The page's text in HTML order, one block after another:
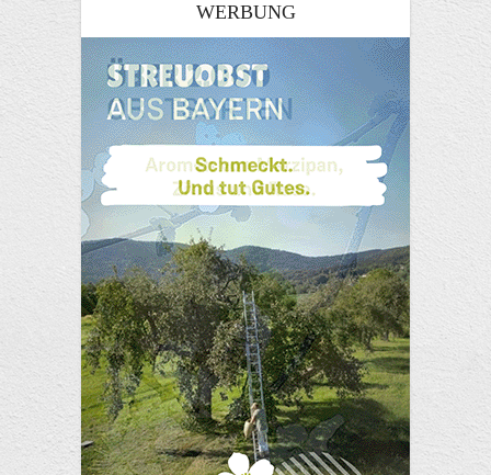
WERBUNG